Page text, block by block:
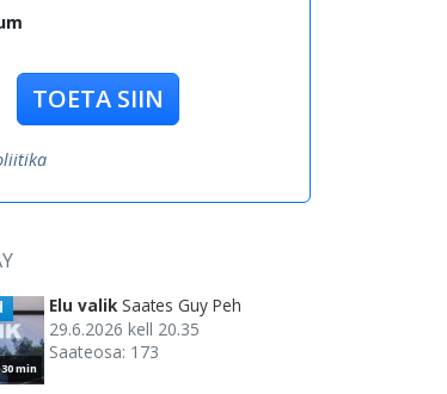
TOETA SIIN
30 min
Elu valik Saates Guy Peh
29.6.2026 kell 20.35
Saateosa: 173